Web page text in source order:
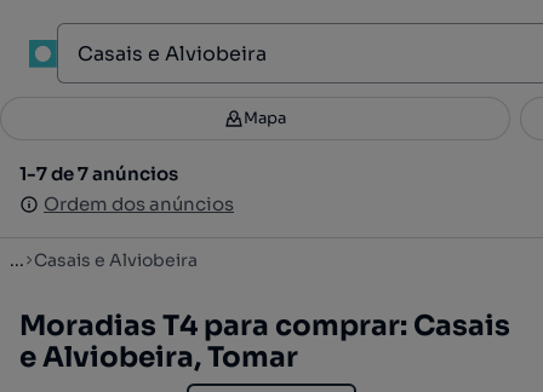
Filtros 3
1-7 de 7 anúncios
Ordem dos anúncios
Mapa
1-7 de 7 anúncios
Ordem dos anúncios
... Casais e Alviobeira
Moradias T4 para comprar: Casais
e Alviobeira, Tomar